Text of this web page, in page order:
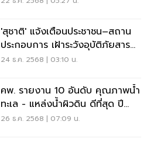
'สุชาติ' แจ้งเตือนประชาชน–สถาน
ประกอบการ เฝ้าระวังอุบัติภัยสาร
เคมีช่วงปีใหม่ 2569
24 ธ.ค. 2568 | 03:10 น.
คพ. รายงาน 10 อันดับ คุณภาพน้ำ
ทะเล - แหล่งน้ำผิวดิน ดีที่สุด ปี
2568
26 ธ.ค. 2568 | 07:09 น.